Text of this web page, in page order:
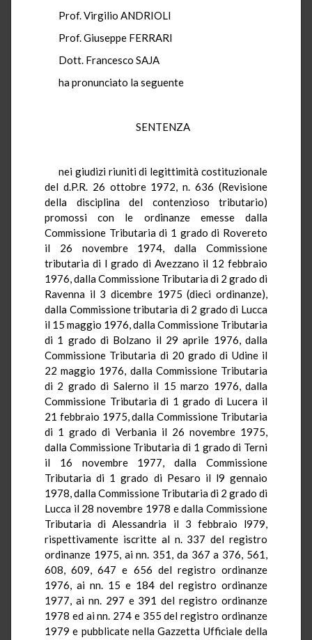
Prof. Virgilio ANDRIOLI
Prof. Giuseppe FERRARI
Dott. Francesco SAJA
ha pronunciato la seguente
SENTENZA
nei giudizi riuniti di legittimità costituzionale
del d.P.R. 26 ottobre 1972, n. 636 (Revisione
della disciplina del contenzioso tributario)
promossi con le ordinanze emesse dalla
Commissione Tributaria di 1 grado di Rovereto
il 26 novembre 1974, dalla Commissione
tributaria di l grado di Avezzano il 12 febbraio
1976, dalla Commissione Tributaria di 2 grado di
Ravenna il 3 dicembre 1975 (dieci ordinanze),
dalla Commissione tributaria di 2 grado di Lucca
il 15 maggio 1976, dalla Commissione Tributaria
di 1 grado di Bolzano il 29 aprile 1976, dalla
Commissione Tributaria di 20 grado di Udine il
22 maggio 1976, dalla Commissione Tributaria
di 2 grado di Salerno il 15 marzo 1976, dalla
Commissione Tributaria di 1 grado di Lucera il
21 febbraio 1975, dalla Commissione Tributaria
di 1 grado di Verbania il 26 novembre 1975,
dalla Commissione Tributaria di 1 grado di Terni
il 16 novembre 1977, dalla Commissione
Tributaria di 1 grado di Pesaro il l9 gennaio
1978, dalla Commissione Tributaria di 2 grado di
Lucca il 28 novembre 1978 e dalla Commissione
Tributaria di Alessandria il 3 febbraio l979,
rispettivamente iscritte al n. 337 del registro
ordinanze 1975, ai nn. 351, da 367 a 376, 561,
608, 609, 647 e 656 del registro ordinanze
1976, ai nn. 15 e 184 del registro ordinanze
1977, ai nn. 297 e 391 del registro ordinanze
1978 ed ai nn. 274 e 355 del registro ordinanze
1979 e pubblicate nella Gazzetta Ufficiale della